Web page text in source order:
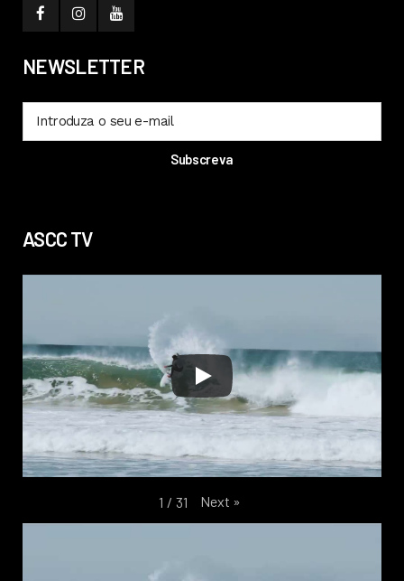
NEWSLETTER
ASCC TV
1 / 31 Next »